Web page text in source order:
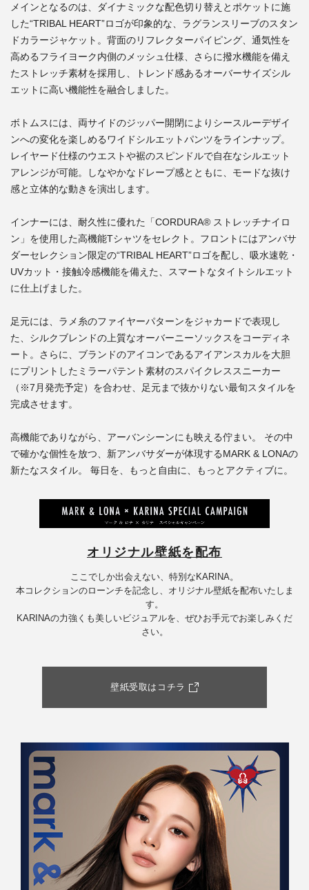
メインとなるのは、ダイナミックな配色切り替えとポケットに施
した“TRIBAL HEART”ロゴが印象的な、ラグランスリーブのスタン
ドカラージャケット。背面のリフレクターパイピング、通気性を
高めるフライヨーク内側のメッシュ仕様、さらに撥水機能を備え
たストレッチ素材を採用し、トレンド感あるオーバーサイズシル
エットに高い機能性を融合しました。
ボトムスには、両サイドのジッパー開閉によりシースルーデザイ
ンへの変化を楽しめるワイドシルエットパンツをラインナップ。
レイヤード仕様のウエストや裾のスピンドルで自在なシルエット
アレンジが可能。しなやかなドレープ感とともに、モードな抜け
感と立体的な動きを演出します。
インナーには、耐久性に優れた「CORDURA® ストレッチナイロ
ン」を使用した高機能Tシャツをセレクト。フロントにはアンバサ
ダーセレクション限定の“TRIBAL HEART”ロゴを配し、吸水速乾・
UVカット・接触冷感機能を備えた、スマートなタイトシルエット
に仕上げました。
足元には、ラメ糸のファイヤーパターンをジャカードで表現し
た、シルクブレンドの上質なオーバーニーソックスをコーディネ
ート。さらに、ブランドのアイコンであるアイアンスカルを大胆
にプリントしたミラーパテント素材のスパイクレススニーカー
（※7月発売予定）を合わせ、足元まで抜かりない最旬スタイルを
完成させます。
高機能でありながら、アーバンシーンにも映える佇まい。 その中
で確かな個性を放つ、新アンバサダーが体現するMARK & LONAの
新たなスタイル。 毎日を、もっと自由に、もっとアクティブに。
オリジナル壁紙を配布
ここでしか出会えない、特別なKARINA。
本コレクションのローンチを記念し、オリジナル壁紙を配布いたしま
す。
KARINAの力強くも美しいビジュアルを、ぜひお手元でお楽しみくだ
さい。
壁紙受取はコチラ